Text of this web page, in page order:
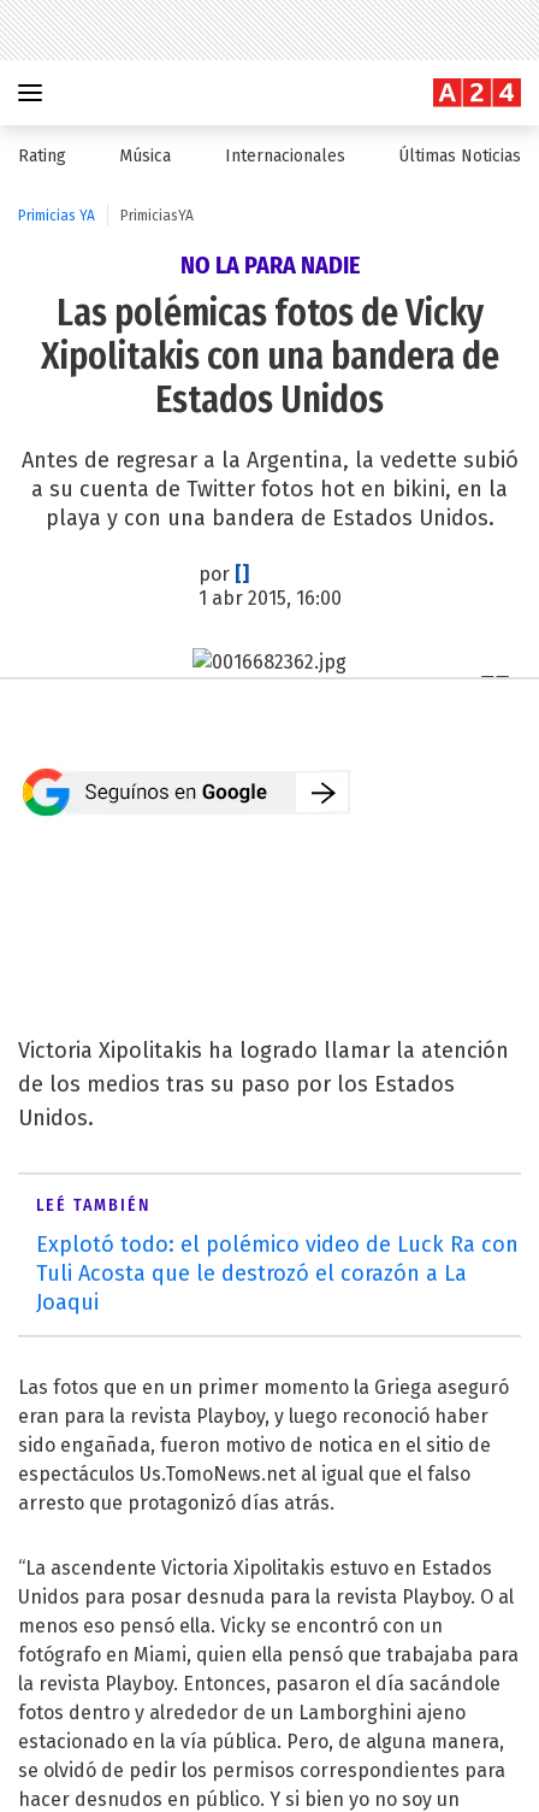
Rating Música Internacionales Últimas Noticias
Primicias YA PrimiciasYA
NO LA PARA NADIE
Las polémicas fotos de Vicky
Xipolitakis con una bandera de
Estados Unidos
Antes de regresar a la Argentina, la vedette subió
a su cuenta de Twitter fotos hot en bikini, en la
playa y con una bandera de Estados Unidos.
por []
1 abr 2015, 16:00
Victoria Xipolitakis ha logrado llamar la atención
de los medios tras su paso por los Estados
Unidos.
LEÉ TAMBIÉN
Explotó todo: el polémico video de Luck Ra con
Tuli Acosta que le destrozó el corazón a La
Joaqui
Las fotos que en un primer momento la Griega aseguró
eran para la revista Playboy, y luego reconoció haber
sido engañada, fueron motivo de notica en el sitio de
espectáculos Us.TomoNews.net al igual que el falso
arresto que protagonizó días atrás.
“La ascendente Victoria Xipolitakis estuvo en Estados
Unidos para posar desnuda para la revista Playboy. O al
menos eso pensó ella. Vicky se encontró con un
fotógrafo en Miami, quien ella pensó que trabajaba para
la revista Playboy. Entonces, pasaron el día sacándole
fotos dentro y alrededor de un Lamborghini ajeno
estacionado en la vía pública. Pero, de alguna manera,
se olvidó de pedir los permisos correspondientes para
hacer desnudos en público. Y si bien yo no soy un